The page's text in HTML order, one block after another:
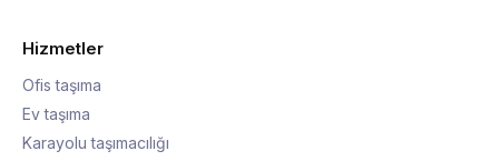
Hizmetler
Ofis taşıma
Ev taşıma
Karayolu taşımacılığı